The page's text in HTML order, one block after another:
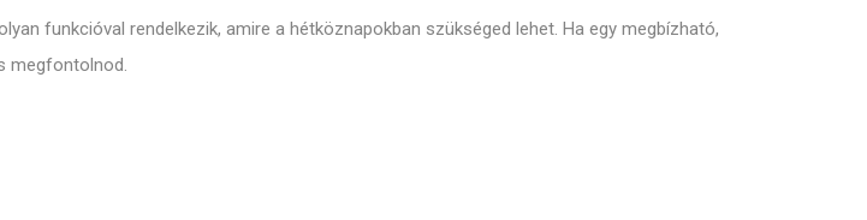
funkcióval rendelkezik, amire a hétköznapokban szükséged lehet. Ha egy megbízható,
megfontolnod.